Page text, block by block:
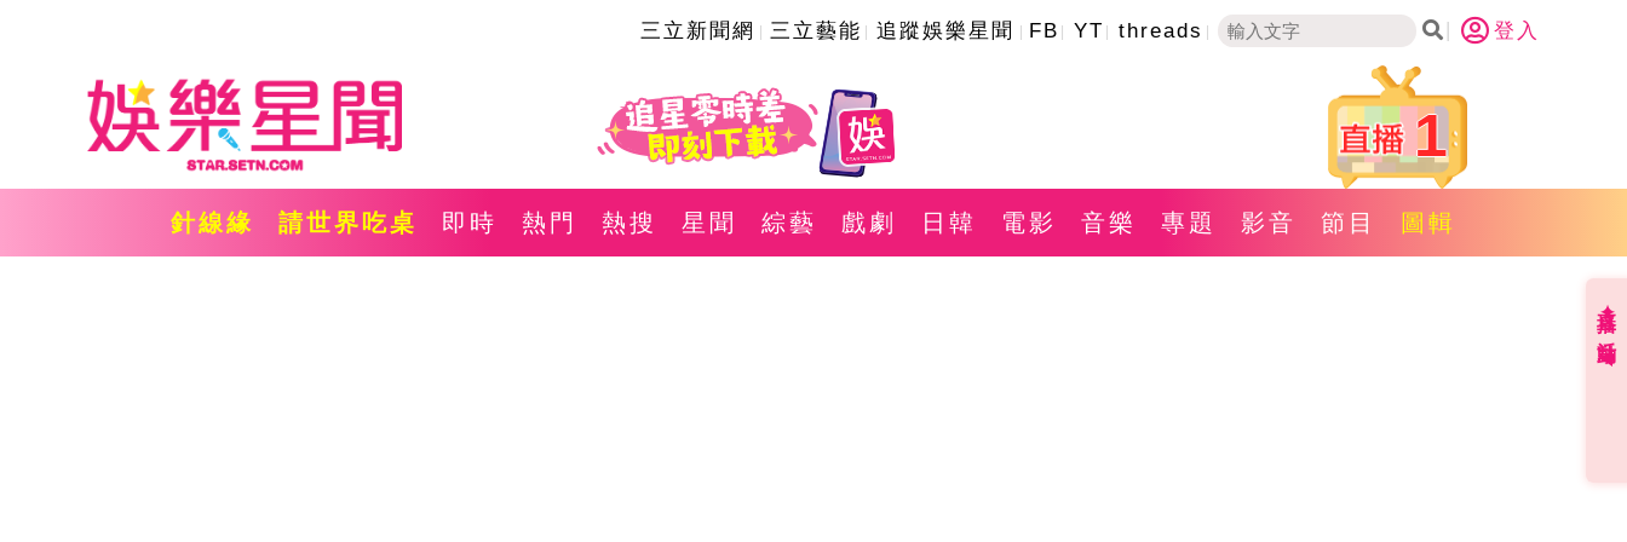
三立新聞網 三立藝能 追蹤娛樂星聞 FB YT threads 登入
1
針線緣 請世界吃桌 即時 熱門 熱搜 星聞 綜藝 戲劇 日韓 電影 音樂 專題 影音 節目 圖輯
直播✦活動